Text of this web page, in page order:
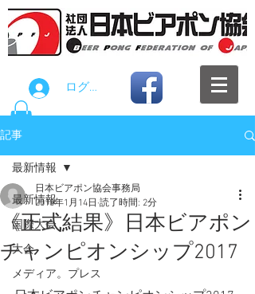
ログイン
記事
最新情報
国際大会
大会
メディア。プレス
最新情報
《正式結果》日本ビアポン
チャンピオンシップ2017
日本ビアポン協会事務局
2018年1月14日 読了時間: 2分